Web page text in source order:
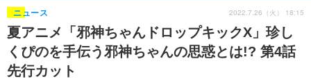
ゲーム グッズ
イベント 海外
海外イベント ビジネス
俳優・タレント アーティスト
ビジネス
アニメ 実写
書評 イベント
動画
アニメ
連載・コラム
夏アニメ「邪神ちゃんドロップキックX」珍し
くぴのを手伝う邪神ちゃんの思惑とは!? 第4話
先行カット
ニュース 2022.7.26（火） 18:15